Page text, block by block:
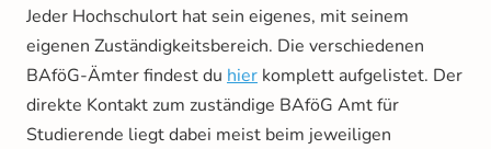
Jeder Hochschulort hat sein eigenes, mit seinem
eigenen Zuständigkeitsbereich. Die verschiedenen
BAföG-Ämter findest du hier komplett aufgelistet. Der
direkte Kontakt zum zuständige BAföG Amt für
Studierende liegt dabei meist beim jeweiligen